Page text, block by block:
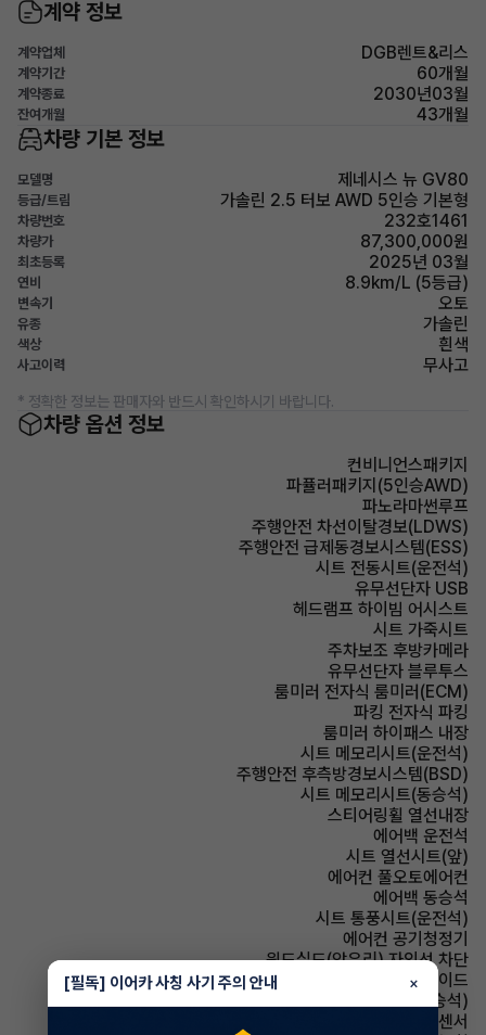
계약 정보
계약업체 DGB렌트&리스
계약기간 60개월
계약종료 2030년03월
잔여개월 43개월
차량 기본 정보
모델명 제네시스 뉴 GV80
등급/트림 가솔린 2.5 터보 AWD 5인승 기본형
차량번호 232호1461
차량가 87,300,000원
최초등록 2025년 03월
연비 8.9km/L (5등급)
변속기 오토
유종 가솔린
색상 흰색
사고이력 무사고
* 정확한 정보는 판매자와 반드시 확인하시기 바랍니다.
차량 옵션 정보
컨비니언스패키지
파퓰러패키지(5인승AWD)
파노라마썬루프
주행안전 차선이탈경보(LDWS)
주행안전 급제동경보시스템(ESS)
시트 전동시트(운전석)
유무선단자 USB
헤드램프 하이빔 어시스트
시트 가죽시트
주차보조 후방카메라
유무선단자 블루투스
룸미러 전자식 룸미러(ECM)
파킹 전자식 파킹
룸미러 하이패스 내장
시트 메모리시트(운전석)
주행안전 후측방경보시스템(BSD)
시트 메모리시트(동승석)
스티어링휠 열선내장
에어백 운전석
시트 열선시트(앞)
에어컨 풀오토에어컨
에어백 동승석
시트 통풍시트(운전석)
에어컨 공기청정기
윈드실드(앞유리) 자외선 차단
에어백 사이드
시트 통풍시트(동승석)
주차보조 전방감지센서
[필독] 이어카 사칭 사기 주의 안내 ×